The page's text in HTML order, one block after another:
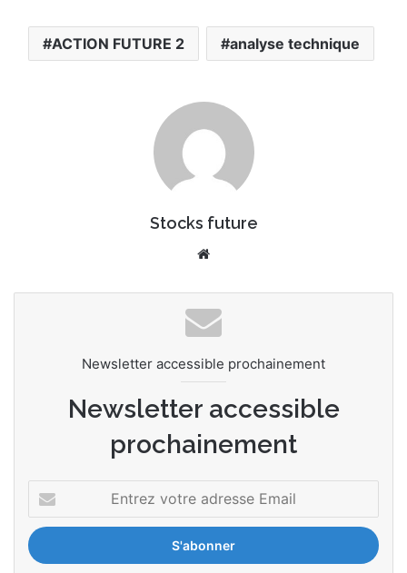
ACTION FUTURE 2 analyse technique
Stocks future
te
Newsletter accessible prochainement
Newsletter accessible
prochainement
r